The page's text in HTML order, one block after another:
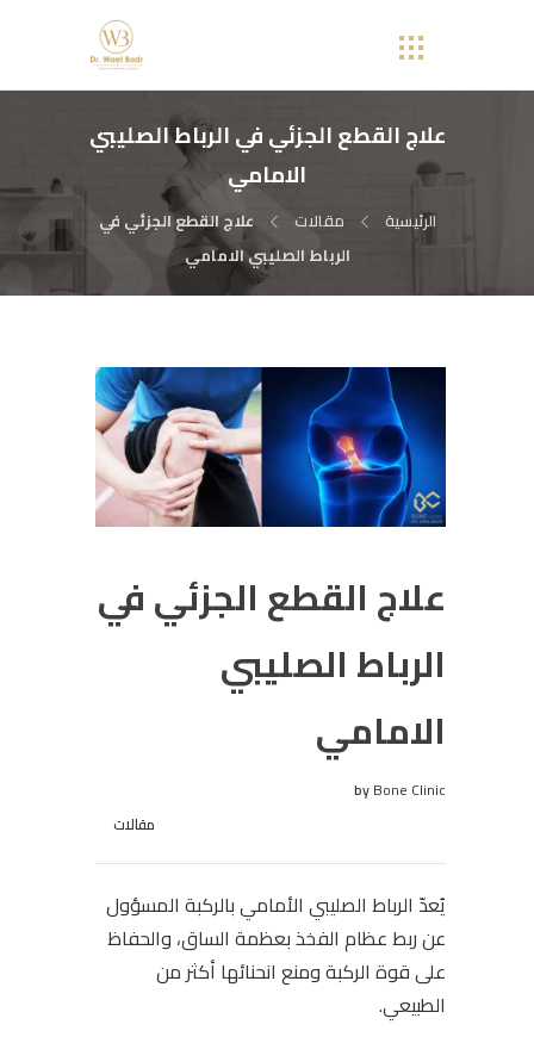
علاج القطع الجزئي في الرباط الصليبي
الامامي
الرئيسية مقالات
علاج القطع الجزئي في
الرباط الصليبي الامامي
علاج القطع الجزئي في
الرباط الصليبي
الامامي
byBone Clinic
مقالات
يُعدّ الرباط الصليبي الأمامي بالركبة المسؤول
عن ربط عظام الفخذ بعظمة الساق، والحفاظ
على قوة الركبة ومنع انحنائها أكثر من
الطبيعي.